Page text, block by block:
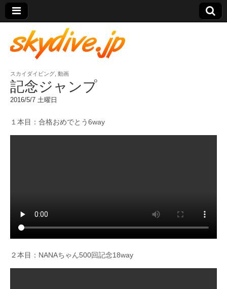
skydive.jp
スカイダイビング 動画
記念ジャンプ
2016/5/7 土曜日
１本目：合格おめでとう6way
２本目：NANAちゃん500回記念18way